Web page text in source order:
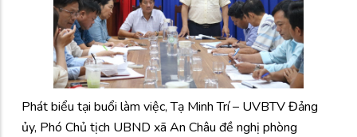
Phát biểu tại buổi làm việc, Tạ Minh Trí – UVBTV Đảng
ủy, Phó Chủ tịch UBND xã An Châu đề nghị phòng